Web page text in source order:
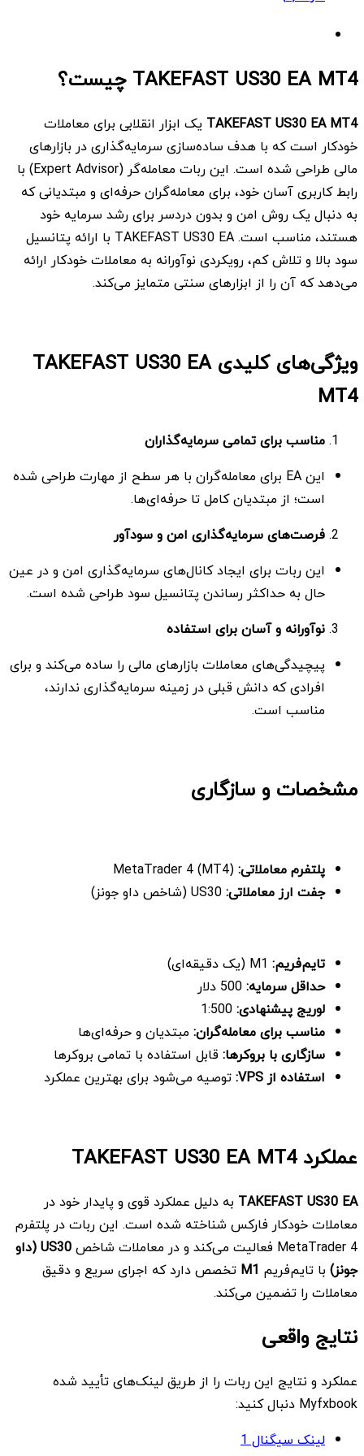
TAKEFAST US30 EA MT4 چیست؟
TAKEFAST US30 EA MT4 یک ابزار انقلابی برای معاملات
خودکار است که با هدف ساده‌سازی سرمایه‌گذاری در بازارهای
مالی طراحی شده است. این ربات معامله‌گر (Expert Advisor) با
رابط کاربری آسان خود، برای معامله‌گران حرفه‌ای و مبتدیانی که
به دنبال یک روش امن و بدون دردسر برای رشد سرمایه خود
هستند، مناسب است. TAKEFAST US30 EA با ارائه پتانسیل
سود بالا و تلاش کم، رویکردی نوآورانه به معاملات خودکار ارائه
می‌دهد که آن را از ابزارهای سنتی متمایز می‌کند.
ویژگی‌های کلیدی TAKEFAST US30 EA
MT4
مناسب برای تمامی سرمایه‌گذاران
این EA برای معامله‌گران با هر سطح از مهارت طراحی شده
است؛ از مبتدیان کامل تا حرفه‌ای‌ها.
فرصت‌های سرمایه‌گذاری امن و سودآور
این ربات برای ایجاد کانال‌های سرمایه‌گذاری امن و در عین
حال به حداکثر رساندن پتانسیل سود طراحی شده است.
نوآورانه و آسان برای استفاده
پیچیدگی‌های معاملات بازارهای مالی را ساده می‌کند و برای
افرادی که دانش قبلی در زمینه سرمایه‌گذاری ندارند،
مناسب است.
مشخصات و سازگاری
پلتفرم معاملاتی:
جفت ارز معاملاتی:US30 (شاخص داو جونز)
تایم‌فریم: M1 (یک دقیقه‌ای)
حداقل سرمایه:500 دلار
لوریج پیشنهادی:1:500
مناسب برای معامله‌گران: مبتدیان و حرفه‌ای‌ها
سازگاری با بروکرها: قابل استفاده با تمامی بروکرها
استفاده ازVPS
:توصیه می‌شود برای بهترین عملکرد
عملکرد TAKEFAST US30 EA MT4
TAKEFAST US30 EA به دلیل عملکرد قوی و پایدار خود در
معاملات خودکار فارکس شناخته شده است. این ربات در پلتفرم
MetaTrader 4 فعالیت می‌کند و در معاملات شاخص
US30(داو
جونز) با تایم‌فریم M1 تخصص دارد که اجرای سریع و دقیق
معاملات را تضمین می‌کند.
نتایج واقعی
عملکرد و نتایج این ربات را از طریق لینک‌های تأیید شده
Myfxbook دنبال کنید:
لینک سیگنال 1